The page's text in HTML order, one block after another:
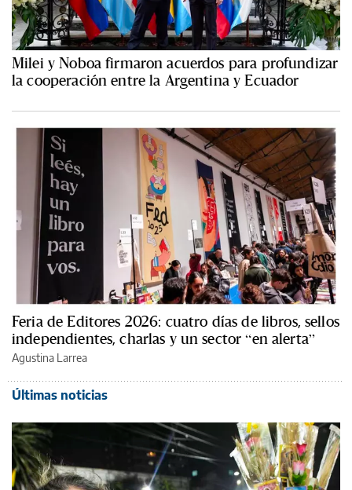
Milei y Noboa firmaron acuerdos para profundizar
la cooperación entre la Argentina y Ecuador
Feria de Editores 2026: cuatro días de libros, sellos
independientes, charlas y un sector “en alerta”
Agustina Larrea
Últimas noticias